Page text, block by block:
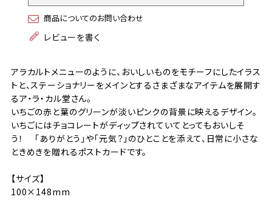
商品についてのお問い合わせ
レビューを書く
アラカルトメニューのように、おいしいものをモチーフにしたイラス
トと、ステーショナリーをメインとするさまざまなアイテムを展開す
るア・ラ・カル堂さん。
いちごの赤と葉のグリーンが淡いピンクの背景に映えるデザイン。
いちごにはチョコレートがディップされていてとってもおいしそ
う！ 「ありがとう」や「元気？」のひとことを添えて、日常に小さな
ときめきを贈れるポストカードです。
【サイズ】
100×148mm